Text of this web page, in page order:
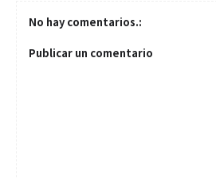
No hay comentarios.:
Publicar un comentario